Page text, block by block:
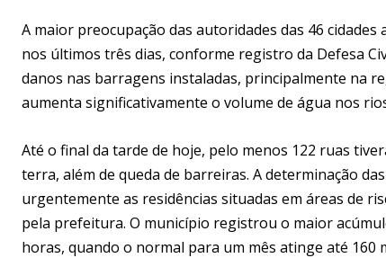
A maior preocupação das autoridades das 46
nos últimos três dias, conforme registro da Defesa
danos nas barragens instaladas, principalmente na
aumenta significativamente o volume de água nos
Até o final da tarde de hoje, pelo menos 122 ruas
terra, além de queda de barreiras. A determinação
urgentemente as residências situadas em áreas de
pela prefeitura. O município registrou o maior
horas, quando o normal para um mês atinge até 160